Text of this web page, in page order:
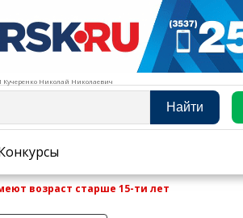
Кучеренко Николай Николаевич
Найти
возраст старше 15-ти лет